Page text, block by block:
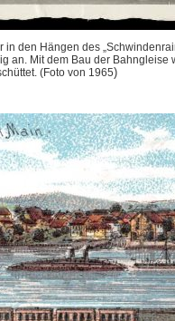
den Hängen des
an. Mit dem Bau der Bahngleise
(Foto von 1965)